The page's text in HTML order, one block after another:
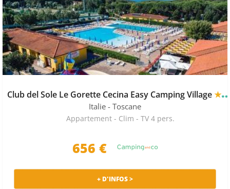
Club del Sole Le Gorette Cecina Easy Camping Village★★★
Italie - Toscane
Appartement - Clim - TV 4 pers.
656 €
+ D'INFOS >